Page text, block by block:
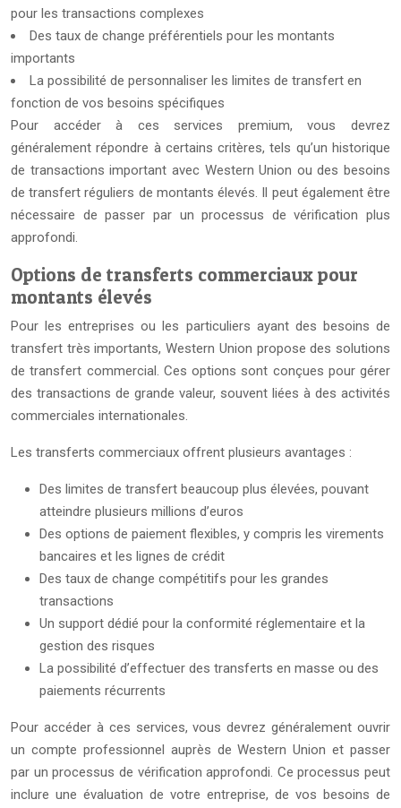
pour les transactions complexes
Des taux de change préférentiels pour les montants
importants
La possibilité de personnaliser les limites de transfert en
fonction de vos besoins spécifiques
Pour accéder à ces services premium, vous devrez
généralement répondre à certains critères, tels qu’un historique
de transactions important avec Western Union ou des besoins
de transfert réguliers de montants élevés. Il peut également être
nécessaire de passer par un processus de vérification plus
approfondi.
Options de transferts commerciaux pour
montants élevés
Pour les entreprises ou les particuliers ayant des besoins de
transfert très importants, Western Union propose des solutions
de transfert commercial. Ces options sont conçues pour gérer
des transactions de grande valeur, souvent liées à des activités
commerciales internationales.
Les transferts commerciaux offrent plusieurs avantages :
Des limites de transfert beaucoup plus élevées, pouvant
atteindre plusieurs millions d’euros
Des options de paiement flexibles, y compris les virements
bancaires et les lignes de crédit
Des taux de change compétitifs pour les grandes
transactions
Un support dédié pour la conformité réglementaire et la
gestion des risques
La possibilité d’effectuer des transferts en masse ou des
paiements récurrents
Pour accéder à ces services, vous devrez généralement ouvrir
un compte professionnel auprès de Western Union et passer
par un processus de vérification approfondi. Ce processus peut
inclure une évaluation de votre entreprise, de vos besoins de